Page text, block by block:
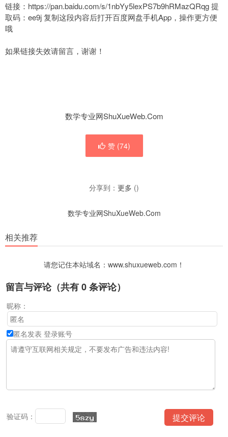
链接：https://pan.baidu.com/s/1nbYy5lexPS7b9hRMazQRqg 提
取码：ee9j 复制这段内容后打开百度网盘手机App，操作更方便
哦
如果链接失效请留言，谢谢！
数学专业网ShuXueWeb.Com
赞 (74)
分享到： 更多 ()
数学专业网ShuXueWeb.Com
相关推荐
请您记住本站域名：www.shuxueweb.com！
留言与评论（共有0条评论）
昵称：
匿名发表 登录账号
验证码：